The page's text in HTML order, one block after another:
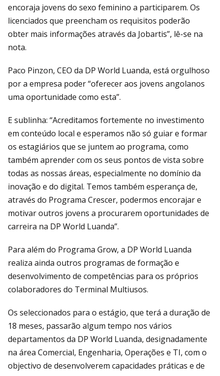
encoraja jovens do sexo feminino a participarem. Os
licenciados que preencham os requisitos poderão
obter mais informações através da Jobartis”, lê-se na
nota.
Paco Pinzon, CEO da DP World Luanda, está orgulhoso
por a empresa poder “oferecer aos jovens angolanos
uma oportunidade como esta”.
E sublinha: “Acreditamos fortemente no investimento
em conteúdo local e esperamos não só guiar e formar
os estagiários que se juntem ao programa, como
também aprender com os seus pontos de vista sobre
todas as nossas áreas, especialmente no domínio da
inovação e do digital. Temos também esperança de,
através do Programa Crescer, podermos encorajar e
motivar outros jovens a procurarem oportunidades de
carreira na DP World Luanda”.
Para além do Programa Grow, a DP World Luanda
realiza ainda outros programas de formação e
desenvolvimento de competências para os próprios
colaboradores do Terminal Multiusos.
Os seleccionados para o estágio, que terá a duração de
18 meses, passarão algum tempo nos vários
departamentos da DP World Luanda, designadamente
na área Comercial, Engenharia, Operações e TI, com o
objectivo de desenvolverem capacidades práticas e de